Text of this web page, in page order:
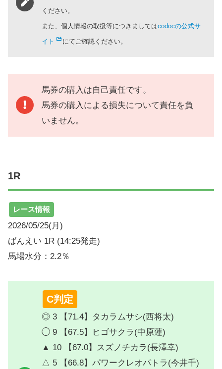
ください。
また、個人情報の取扱等につきましてはcodocの公式サ
イト にてご確認ください。
馬券の購入は自己責任です。
馬券の購入による損失について責任を負
いません。
1R
レース情報
2026/05/25(月)
ばんえい 1R (14:25発走)
馬場水分：2.2％
C判定
◎ 3 【71.4】タカラムサシ(西将太)
◯ 9 【67.5】ヒゴサクラ(中原蓮)
▲ 10 【67.0】スズノチカラ(長澤幸)
△ 5 【66.8】パワークレオパトラ(今井千)